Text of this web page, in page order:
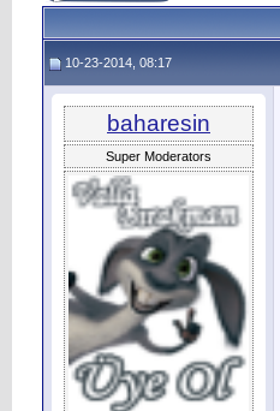
10-23-2014, 08:17
baharesin
Super Moderators